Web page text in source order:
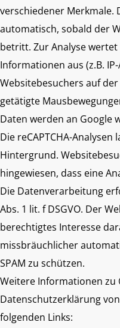
verschiedener Merkmale.
automatisch, sobald der
betritt. Zur Analyse wertet
Informationen aus (z.B.
Websitebesuchers auf
getätigte
Daten werden an Google
Die reCAPTCHA-
Hintergrund.
hingewiesen, dass eine
Die Datenverarbeitung
Abs. 1 lit. f DSGVO. Der
berechtigtes Interesse
missbräuchlicher
SPAM zu schützen.
Weitere Informationen zu
Datenschutzerklärung
folgenden Links: